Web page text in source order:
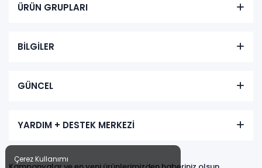
ÜRÜN GRUPLARI
BİLGİLER
GÜNCEL
YARDIM + DESTEK MERKEZİ
Çerez Kullanımı